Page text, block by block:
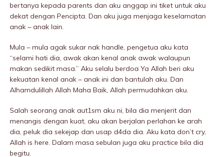
bertanya kepada parents dan aku anggap ini tiket untuk aku
dekat dengan Pencipta. Dan aku juga menjaga keselamatan
anak – anak lain.
Mula – mula agak sukar nak handle, pengetua aku kata
“selami hati dia, awak akan kenal anak awak walaupun
makan sedikit masa.” Aku selalu berdoa Ya Allah beri aku
kekuatan kenal anak – anak ini dan bantulah aku. Dan
Alhamdulillah Allah Maha Baik, Allah permudahkan aku.
Salah seorang anak aut1sm aku ni, bila dia menjerit dan
menangis dengan kuat, aku akan berjalan perlahan ke arah
dia, peIuk dia sekejap dan usap d4da dia. Aku kata don’t cry,
Allah is here. Dalam masa sebulan juga aku practice bila dia
begitu.